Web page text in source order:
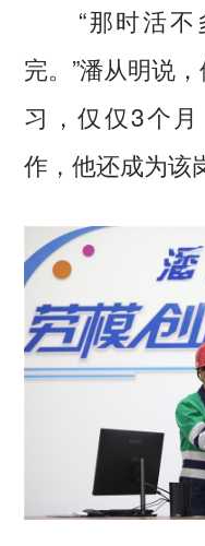
“那时活不
完。”潘从明说
习，仅仅3个
作，他还成为该